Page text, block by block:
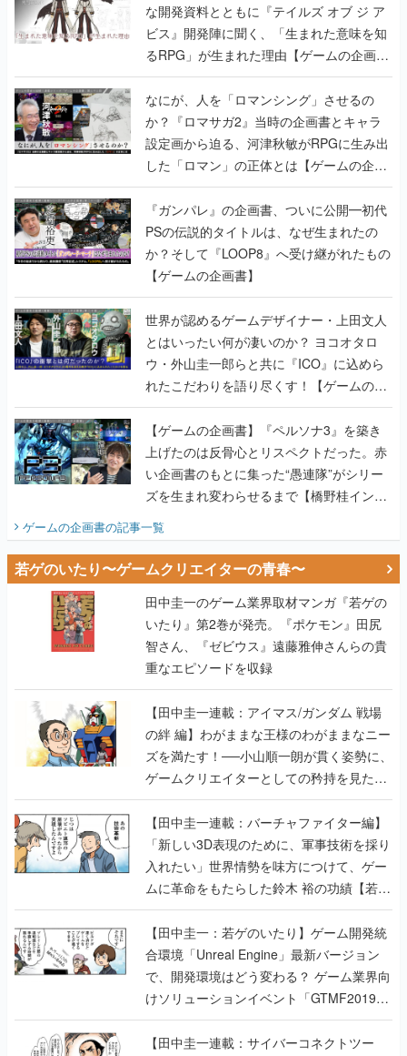
な開発資料とともに『テイルズ オブ ジ ア
ビス』開発陣に聞く、「生まれた意味を知
るRPG」が生まれた理由【ゲームの企画
書】
なにが、人を「ロマンシング」させるの
か？『ロマサガ2』当時の企画書とキャラ
設定画から迫る、河津秋敏がRPGに生み出
した「ロマン」の正体とは【ゲームの企画
書】
『ガンパレ』の企画書、ついに公開━初代
PSの伝説的タイトルは、なぜ生まれたの
か？そして『LOOP8』へ受け継がれたもの
【ゲームの企画書】
世界が認めるゲームデザイナー・上田文人
とはいったい何が凄いのか？ ヨコオタロ
ウ・外山圭一郎らと共に『ICO』に込めら
れたこだわりを語り尽くす！【ゲームの企
画書】
【ゲームの企画書】『ペルソナ3』を築き
上げたのは反骨心とリスペクトだった。赤
い企画書のもとに集った“愚連隊”がシリー
ズを生まれ変わらせるまで【橋野桂インタ
ゲームの企画書の記事一覧
若ゲのいたり〜ゲームクリエイターの青春〜
田中圭一のゲーム業界取材マンガ『若ゲの
いたり』第2巻が発売。『ポケモン』田尻
智さん、『ゼビウス』遠藤雅伸さんらの貴
重なエピソードを収録
【田中圭一連載：アイマス/ガンダム 戦場
の絆 編】わがままな王様のわがままなニー
ズを満たす！──小山順一朗が貫く姿勢に、
ゲームクリエイターとしての矜持を見た
【若ゲのいたり最終回】
【田中圭一連載：バーチャファイター編】
「新しい3D表現のために、軍事技術を採り
入れたい」世界情勢を味方につけて、ゲー
ムに革命をもたらした鈴木 裕の功績【若ゲ
のいたり】
【田中圭一：若ゲのいたり】ゲーム開発統
合環境「Unreal Engine」最新バージョン
で、開発環境はどう変わる？ ゲーム業界向
けソリューションイベント「GTMF2019」
に行って、より理解を深めよう【PR】
【田中圭一連載：サイバーコネクトツー